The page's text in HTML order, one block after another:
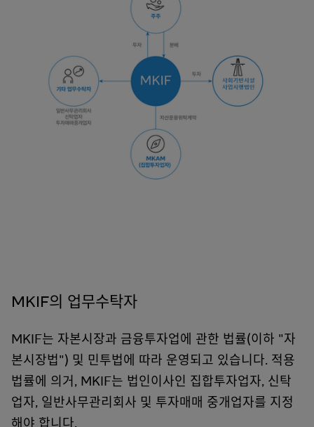
MKIF의 업무수탁자
MKIF는 자본시장과 금융투자업에 관한 법률(이하 "자
본시장법") 및 민투법에 따라 운영되고 있습니다. 적용
법률에 의거, MKIF는 법인이사인 집합투자업자, 신탁
업자, 일반사무관리회사 및 투자매매 중개업자를 지정
해야 합니다.